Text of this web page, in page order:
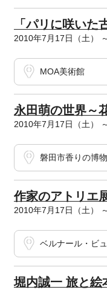
「パリに咲いた
2010年7月17日（土）
MOA美術館
永田萌の世界～
2010年7月17日（土）
磐田市香りの博
作家のアトリエ
2010年7月17日（土）
ベルナール・ビ
堀内誠一 旅と絵